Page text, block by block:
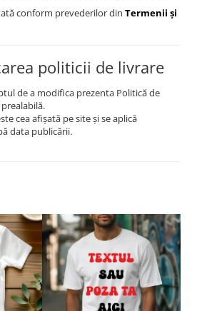
conform prevederilor din Termenii și
politicii de livrare
de a modifica prezenta Politică de
cea afișată pe site și se aplică
data publicării.